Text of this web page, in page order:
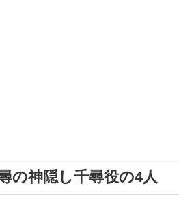
の神隠し千尋役の4人